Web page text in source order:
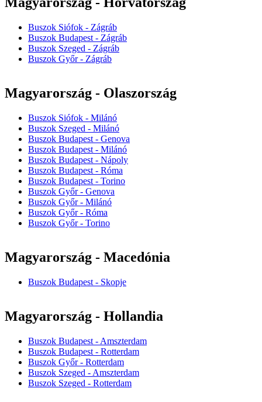
Buszok Siófok - Zágráb
Buszok Budapest - Zágráb
Buszok Szeged - Zágráb
Buszok Győr - Zágráb
Magyarország - Olaszország
Buszok Siófok - Milánó
Buszok Szeged - Milánó
Buszok Budapest - Genova
Buszok Budapest - Milánó
Buszok Budapest - Nápoly
Buszok Budapest - Róma
Buszok Budapest - Torino
Buszok Győr - Genova
Buszok Győr - Milánó
Buszok Győr - Róma
Buszok Győr - Torino
Magyarország - Macedónia
Buszok Budapest - Skopje
Magyarország - Hollandia
Buszok Budapest - Amszterdam
Buszok Budapest - Rotterdam
Buszok Győr - Rotterdam
Buszok Szeged - Amszterdam
Buszok Szeged - Rotterdam